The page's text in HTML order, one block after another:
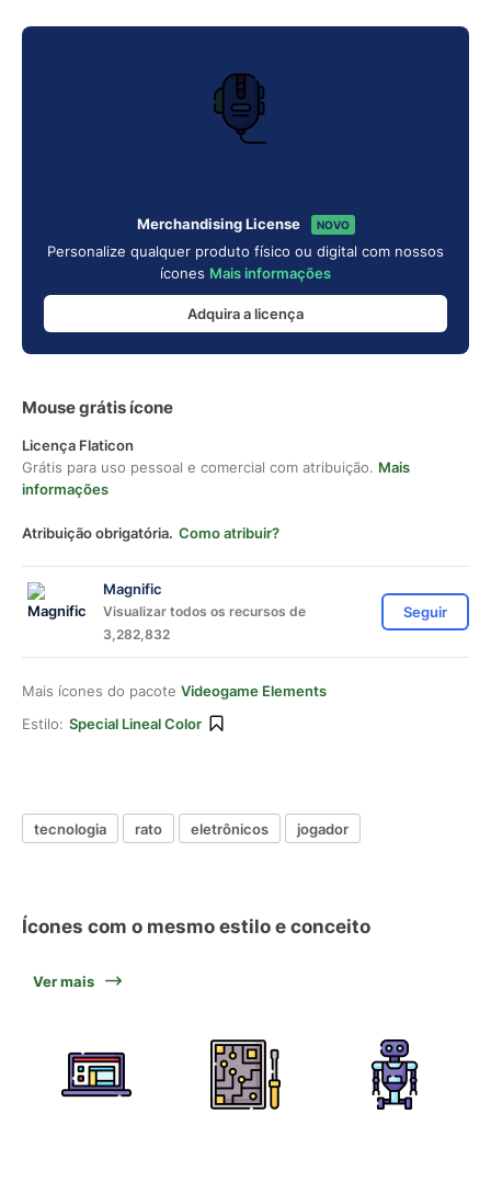
Merchandising License NOVO
Personalize qualquer produto físico ou digital com nossos
ícones Mais informações
Adquira a licença
Mouse grátis ícone
Licença Flaticon
Grátis para uso pessoal e comercial com atribuição. Mais
informações
Atribuição obrigatória. Como atribuir?
Magnific
Visualizar todos os recursos de
3,282,832
Seguir
Mais ícones do pacote Videogame Elements
Estilo: Special Lineal Color
tecnologia rato eletrônicos jogador
Ícones com o mesmo estilo e conceito
Ver mais